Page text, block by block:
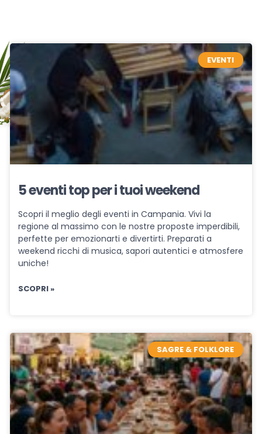
EVENTI
5 eventi top per i tuoi weekend
Scopri il meglio degli eventi in Campania. Vivi la
regione al massimo con le nostre proposte imperdibili,
perfette per emozionarti e divertirti. Preparati a
weekend ricchi di musica, sapori autentici e atmosfere
uniche!
SCOPRI »
SAGRE & FOLKLORE